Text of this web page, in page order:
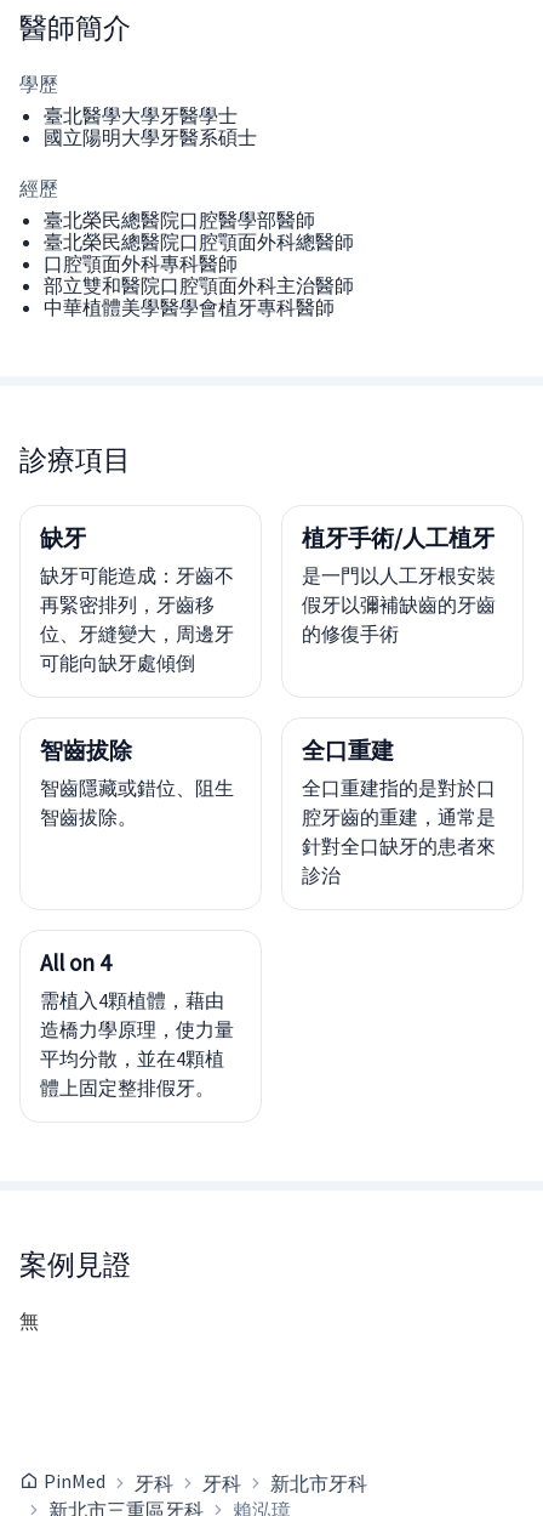
醫師簡介
學歷
臺北醫學大學牙醫學士
國立陽明大學牙醫系碩士
經歷
臺北榮民總醫院口腔醫學部醫師
臺北榮民總醫院口腔顎面外科總醫師
口腔顎面外科專科醫師
部立雙和醫院口腔顎面外科主治醫師
中華植體美學醫學會植牙專科醫師
診療項目
缺牙
缺牙可能造成：牙齒不
再緊密排列，牙齒移
位、牙縫變大，周邊牙
可能向缺牙處傾倒
植牙手術/人工植牙
是一門以人工牙根安裝
假牙以彌補缺齒的牙齒
的修復手術
智齒拔除
智齒隱藏或錯位、阻生
智齒拔除。
全口重建
全口重建指的是對於口
腔牙齒的重建，通常是
針對全口缺牙的患者來
診治
All on 4
需植入4顆植體，藉由
造橋力學原理，使力量
平均分散，並在4顆植
體上固定整排假牙。
案例見證
無
PinMed 牙科 牙科
新北市牙科
新北市三重區牙科
賴泓璋